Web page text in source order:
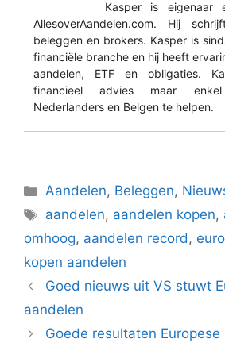
Kasper is eigenaar
AllesoverAandelen.com. Hij
beleggen en brokers. Kasper is
financiële branche en hij heeft
aandelen, ETF en obligaties.
financieel advies maar
Nederlanders en Belgen te helpen.
Categorieën
Aandelen, Beleggen,
Tags
aandelen, aandelen kopen,
omhoog, aandelen record,
kopen aandelen
Goed nieuws uit VS stuwt
aandelen
Goede resultaten